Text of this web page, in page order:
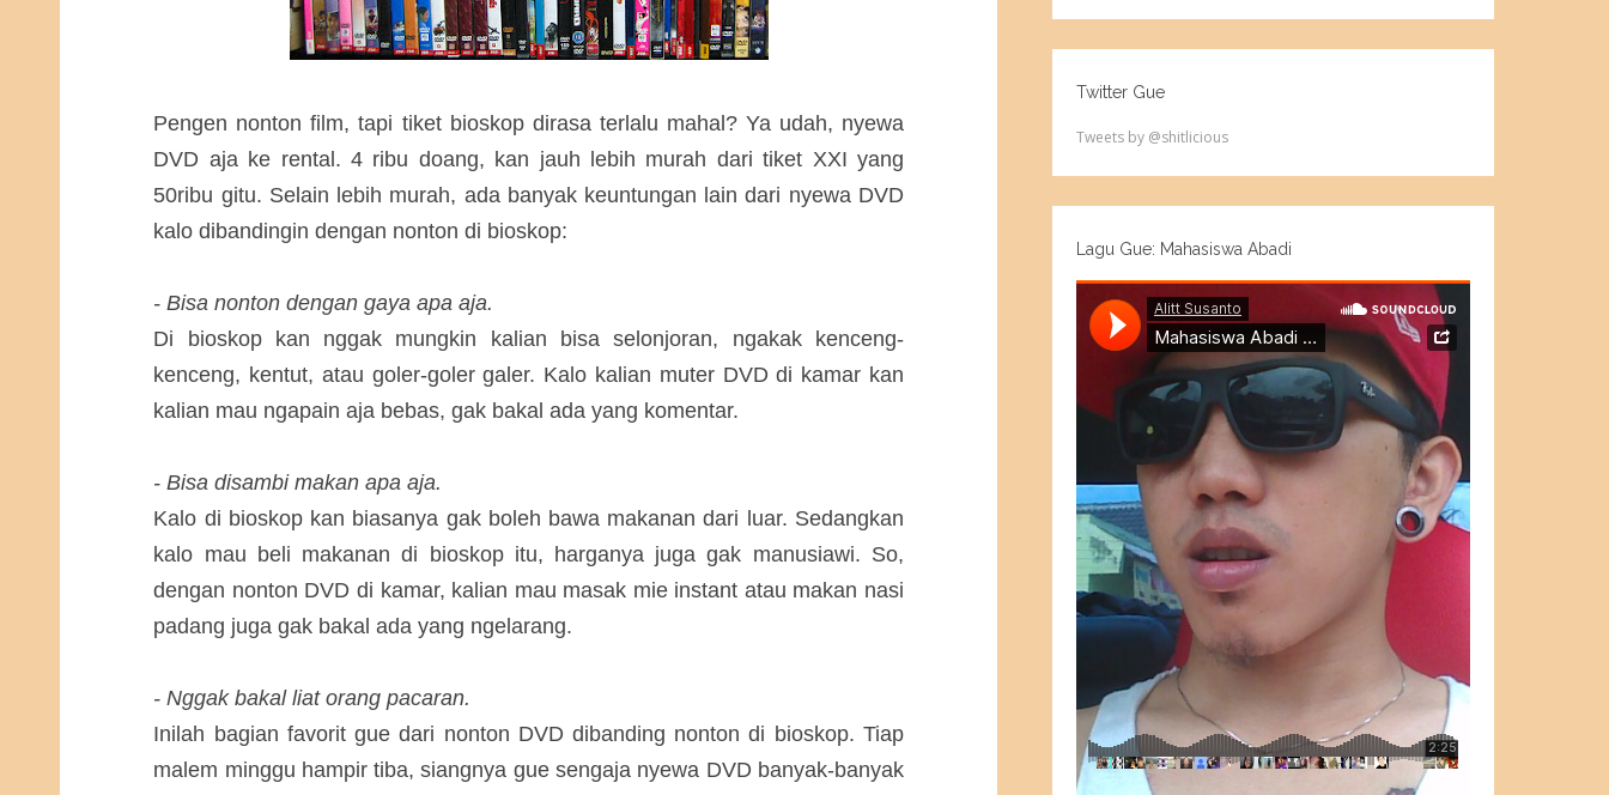
Pengen nonton film, tapi tiket bioskop dirasa terlalu mahal? Ya udah, nyewa
DVD aja ke rental. 4 ribu doang, kan jauh lebih murah dari tiket XXI yang
50ribu gitu. Selain lebih murah, ada banyak keuntungan lain dari nyewa DVD
kalo dibandingin dengan nonton di bioskop:
- Bisa nonton dengan gaya apa aja.
Di bioskop kan nggak mungkin kalian bisa selonjoran, ngakak kenceng-
kenceng, kentut, atau goler-goler galer. Kalo kalian muter DVD di kamar kan
kalian mau ngapain aja bebas, gak bakal ada yang komentar.
- Bisa disambi makan apa aja.
Kalo di bioskop kan biasanya gak boleh bawa makanan dari luar. Sedangkan
kalo mau beli makanan di bioskop itu, harganya juga gak manusiawi. So,
dengan nonton DVD di kamar, kalian mau masak mie instant atau makan nasi
padang juga gak bakal ada yang ngelarang.
- Nggak bakal liat orang pacaran.
Inilah bagian favorit gue dari nonton DVD dibanding nonton di bioskop. Tiap
malem minggu hampir tiba, siangnya gue sengaja nyewa DVD banyak-banyak
Twitter Gue
Tweets by @shitlicious
Lagu Gue: Mahasiswa Abadi